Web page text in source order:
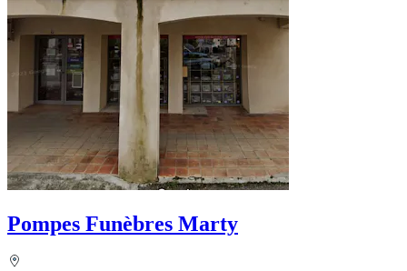
Pompes Funèbres Marty